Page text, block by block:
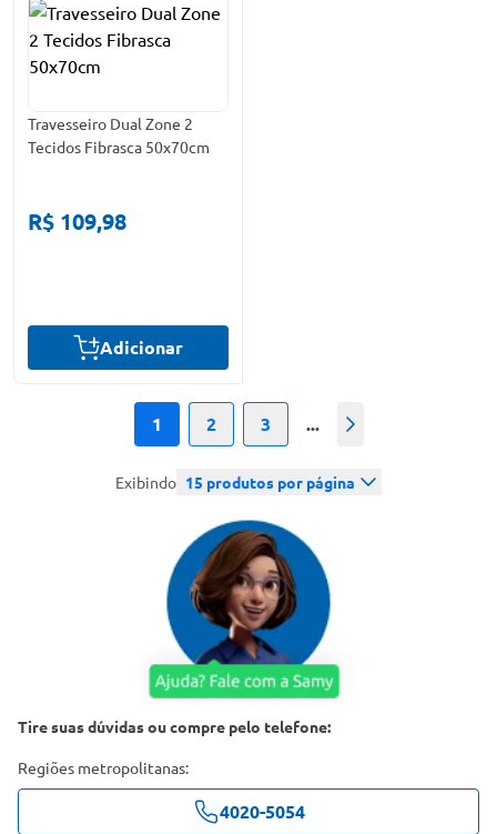
Travesseiro Dual Zone 2
Tecidos Fibrasca 50x70cm
R$ 109,98
Adicionar
1 2 3 ... Próximo
Exibindo 15 produtos por página
Tire suas dúvidas ou compre pelo telefone:
Regiões metropolitanas:
4020-5054